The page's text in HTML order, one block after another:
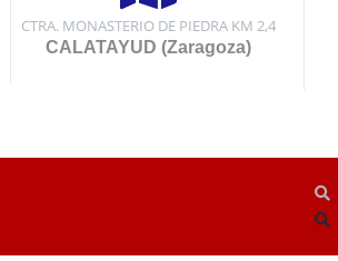
CTRA. MONASTERIO DE PIEDRA KM 2,4
CALATAYUD (Zaragoza)